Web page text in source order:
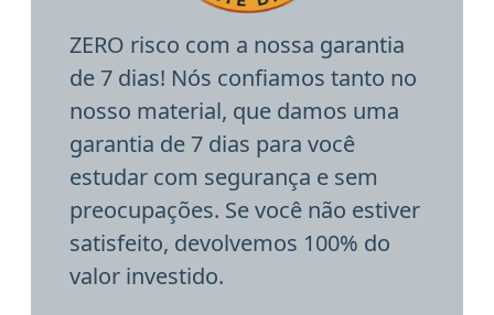
ZERO risco com a nossa garantia
de 7 dias! Nós confiamos tanto no
nosso material, que damos uma
garantia de 7 dias para você
estudar com segurança e sem
preocupações. Se você não estiver
satisfeito, devolvemos 100% do
valor investido.